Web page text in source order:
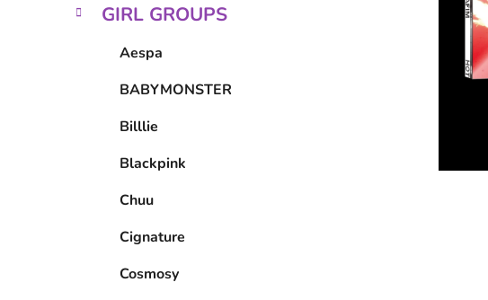
ý
ó
GIRL GROUPS
Aespa
BABYMONSTER
Billlie
Blackpink
Chuu
Cignature
Cosmosy